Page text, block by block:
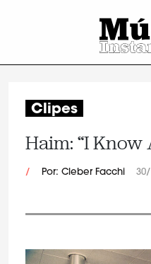
Clipes
Haim: “I Know
/ Por: Cleber Facchi